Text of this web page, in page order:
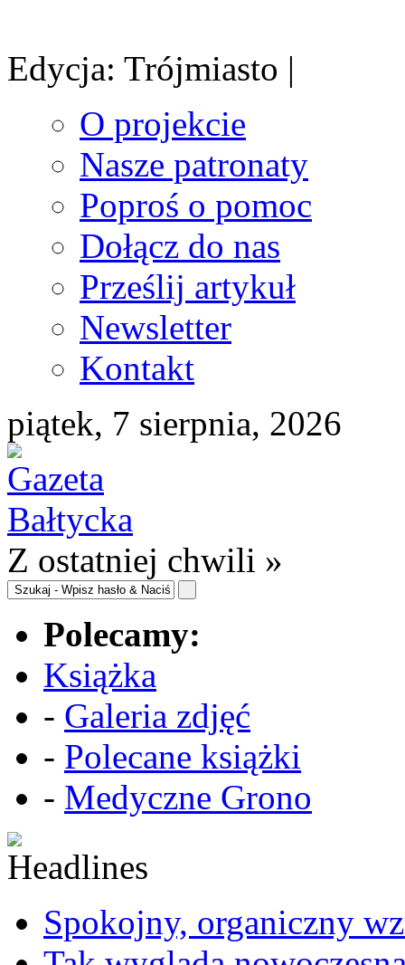
Edycja: Trójmiasto |
O projekcie
Nasze patronaty
Poproś o pomoc
Dołącz do nas
Prześlij artykuł
Newsletter
Kontakt
piątek, 7 sierpnia, 2026
Z ostatniej chwili »
Polecamy:
Książka
- Galeria zdjęć
- Polecane książki
- Medyczne Grono
Spokojny, organiczny